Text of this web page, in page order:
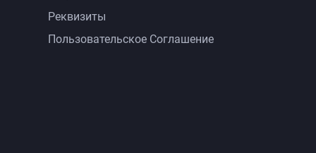
Реквизиты
Пользовательское Соглашение